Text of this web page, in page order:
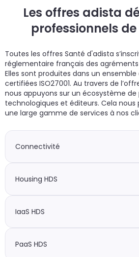
Les offres adista
professionnels
Toutes les offres Santé d'adista
réglementaire français des
Elles sont produites dans un
certifiées ISO27001. Au travers de
nous appuyons sur un écosystème de
technologiques et éditeurs. Cela
une large gamme de services à nos
Connectivité
avec accès direct aux services e-
dans le cloud adista (Messagerie
Housing HDS
Centers adista en France distincts
IaaS HDS
mode IaaS depuis des
PaaS HDS